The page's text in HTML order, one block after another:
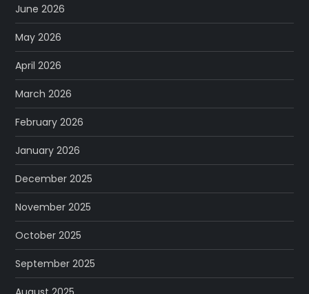
June 2026
May 2026
April 2026
March 2026
February 2026
January 2026
December 2025
November 2025
October 2025
September 2025